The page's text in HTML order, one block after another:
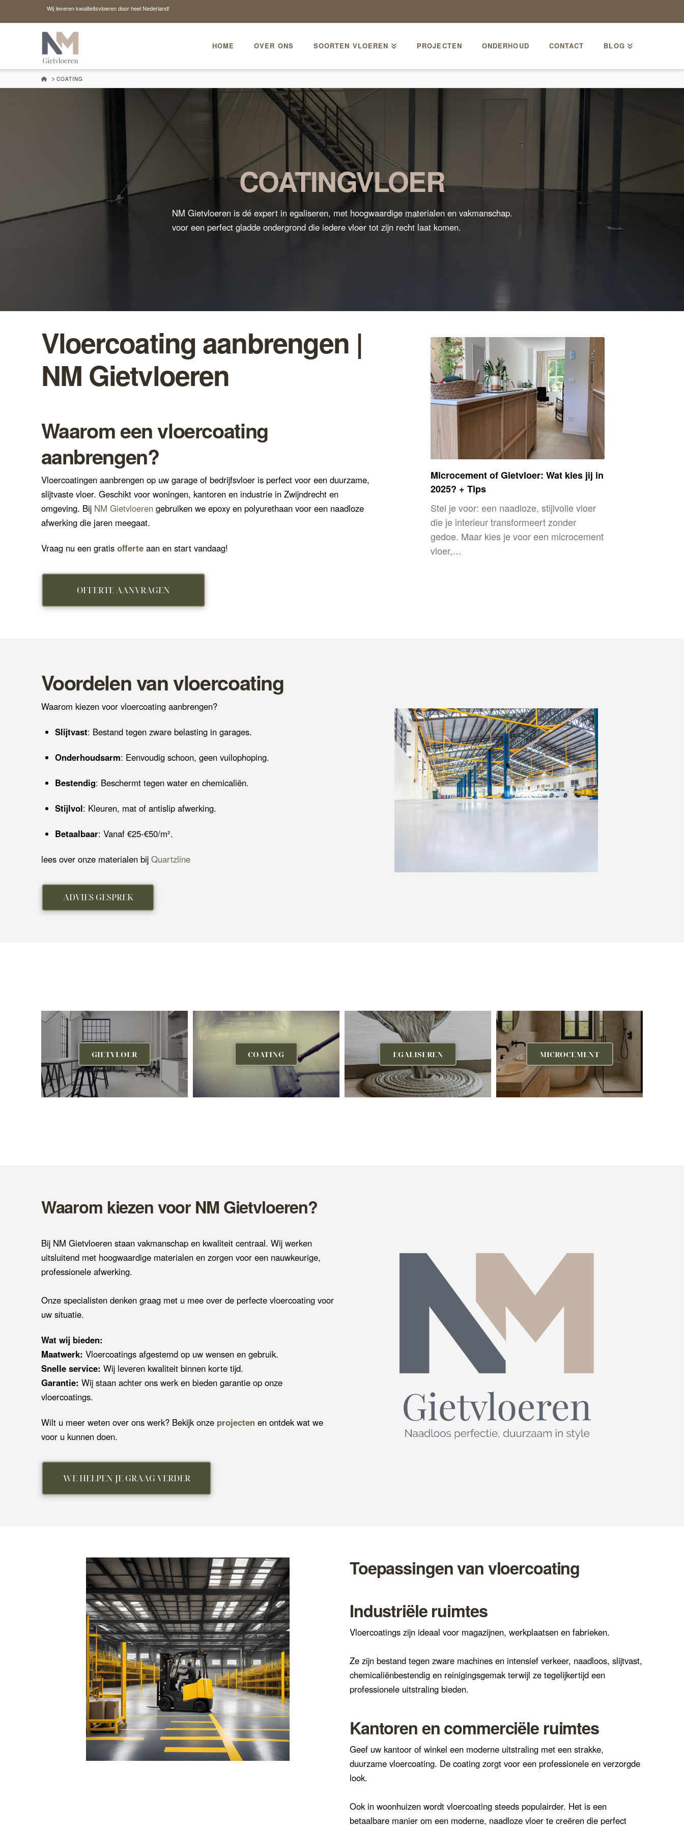
Wij leveren kwaliteitsvloeren door heel Nederland!
HOME OVER ONS SOORTEN VLOEREN PROJECTEN ONDERHOUD CONTACT BLOG
HOMECOATING
COATINGVLOER
NM Gietvloeren is dé expert in egaliseren, met hoogwaardige materialen en vakmanschap.
voor een perfect gladde ondergrond die iedere vloer tot zijn recht laat komen.
Vloercoating aanbrengen |
NM Gietvloeren
Waarom een vloercoating
aanbrengen?
Vloercoatingen aanbrengen op uw garage of bedrijfsvloer is perfect voor een duurzame,
slijtvaste vloer. Geschikt voor woningen, kantoren en industrie in Zwijndrecht en
omgeving. Bij NM Gietvloerengebruiken we epoxy en polyurethaan voor een naadloze
afwerking die jaren meegaat.
Vraag nu een gratis offerte aan en start vandaag!
OFFERTE AANVRAGEN
Microcement of Gietvloer: Wat kies jij in
2025? + Tips
Stel je voor: een naadloze, stijlvolle vloer
die je interieur transformeert zonder
gedoe. Maar kies je voor een microcement
vloer,…
Voordelen van vloercoating
Waarom kiezen voor vloercoating aanbrengen?
Slijtvast: Bestand tegen zware belasting in garages.
Onderhoudsarm: Eenvoudig schoon, geen vuilophoping.
Bestendig: Beschermt tegen water en chemicaliën.
Stijlvol: Kleuren, mat of antislip afwerking.
Betaalbaar: Vanaf €25-€50/m².
lees over onze materialen bij Quartzline
ADVIES GESPREK
GIETVLOER COATING EGALISEREN MICROCEMENT
Waarom kiezen voor NM Gietvloeren?
Bij NM Gietvloeren staan vakmanschap en kwaliteit centraal. Wij werken
uitsluitend met hoogwaardige materialen en zorgen voor een nauwkeurige,
professionele afwerking.
Onze specialisten denken graag met u mee over de perfecte vloercoating voor
uw situatie.
Wat wij bieden:
Maatwerk: Vloercoatings afgestemd op uw wensen en gebruik.
Snelle service: Wij leveren kwaliteit binnen korte tijd.
Garantie: Wij staan achter ons werk en bieden garantie op onze
vloercoatings.
Wilt u meer weten over ons werk? Bekijk onze projecten en ontdek wat we
voor u kunnen doen.
WE HELPEN JE GRAAG VERDER
Toepassingen van vloercoating
Industriële ruimtes
Vloercoatings zijn ideaal voor magazijnen, werkplaatsen en fabrieken.
Ze zijn bestand tegen zware machines en intensief verkeer, naadloos, slijtvast,
chemicaliënbestendig en reinigingsgemak terwijl ze tegelijkertijd een
professionele uitstraling bieden.
Kantoren en commerciële ruimtes
Geef uw kantoor of winkel een moderne uitstraling met een strakke,
duurzame vloercoating. De coating zorgt voor een professionele en verzorgde
look.
Ook in woonhuizen wordt vloercoating steeds populairder. Het is een
betaalbare manier om een moderne, naadloze vloer te creëren die perfect